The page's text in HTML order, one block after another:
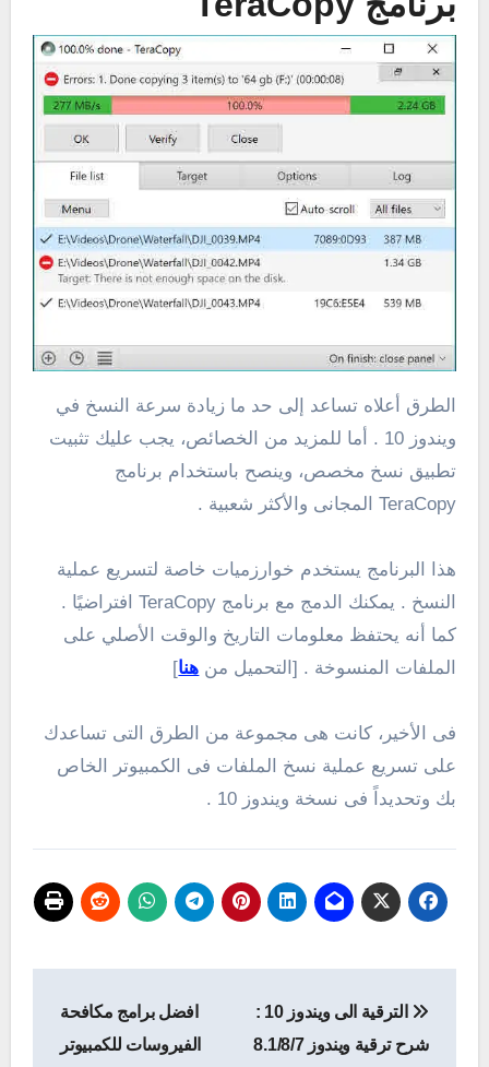
الطرق أعلاه تساعد إلى حد ما زيادة سرعة النسخ في
ويندوز 10 . أما للمزيد من الخصائص، يجب عليك تثبيت
تطبيق نسخ مخصص، وينصح باستخدام برنامج
TeraCopy المجانى والأكثر شعبية .
هذا البرنامج يستخدم خوارزميات خاصة لتسريع عملية
النسخ . يمكنك الدمج مع برنامج TeraCopy افتراضيًا .
كما أنه يحتفظ معلومات التاريخ والوقت الأصلي على
الملفات المنسوخة . [التحميل من هنا]
فى الأخير، كانت هى مجموعة من الطرق التى تساعدك
على تسريع عملية نسخ الملفات فى الكمبيوتر الخاص
بك وتحديداً فى نسخة ويندوز 10 .
المقالات
الترقية الى ويندوز 10 :
شرح ترقية ويندوز 8.1/8/7
افضل برامج مكافحة
الفيروسات للكمبيوتر